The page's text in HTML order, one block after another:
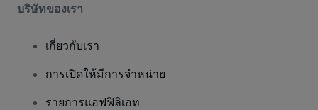
บริษัทของเรา
เกี่ยวกับเรา
การเปิดให้มีการจำหน่าย
รายการแอฟฟิลิเอท